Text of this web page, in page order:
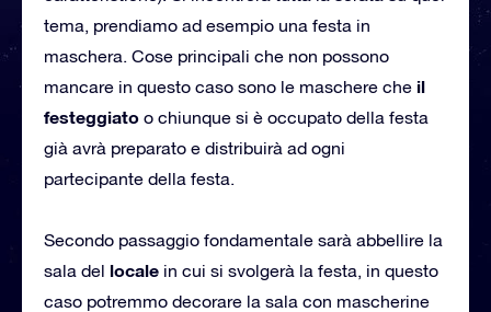
tema, prendiamo ad esempio una festa in
maschera. Cose principali che non possono
mancare in questo caso sono le maschere che il
festeggiato o chiunque si è occupato della festa
già avrà preparato e distribuirà ad ogni
partecipante della festa.
Secondo passaggio fondamentale sarà abbellire la
sala del locale in cui si svolgerà la festa, in questo
caso potremmo decorare la sala con mascherine